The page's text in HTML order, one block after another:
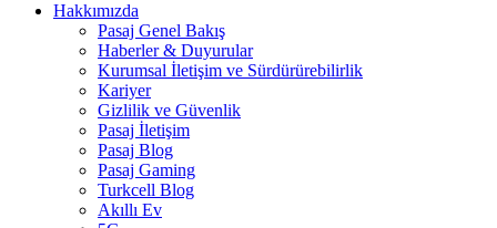
Hakkımızda
Pasaj Genel Bakış
Haberler & Duyurular
Kurumsal İletişim ve Sürdürürebilirlik
Kariyer
Gizlilik ve Güvenlik
Pasaj İletişim
Pasaj Blog
Pasaj Gaming
Turkcell Blog
Akıllı Ev